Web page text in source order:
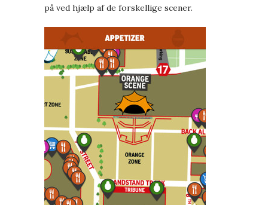
på ved hjælp af de forskellige scener.